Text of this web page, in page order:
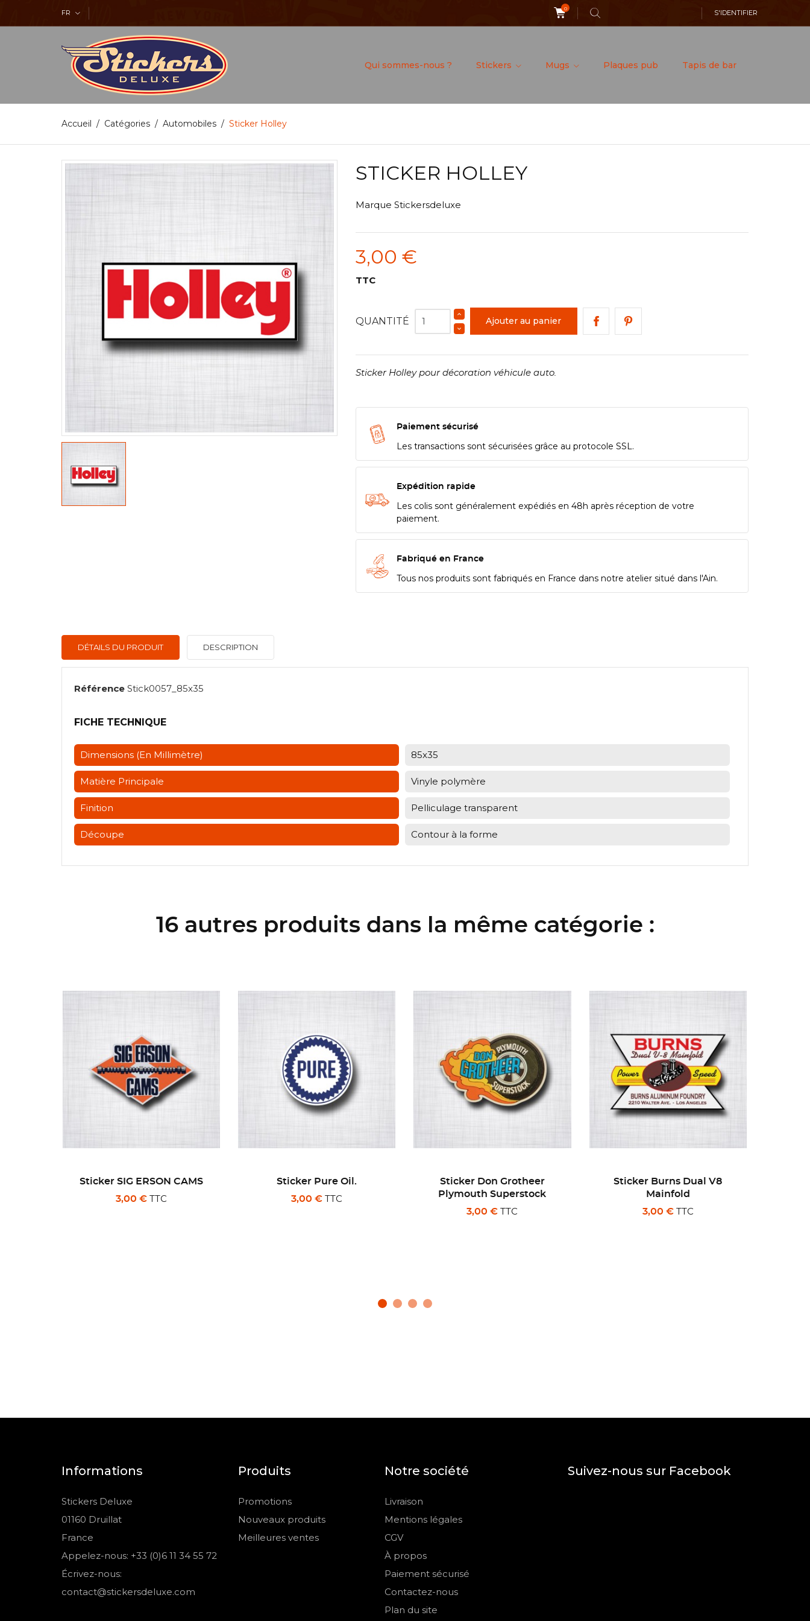
FR 0 S'IDENTIFIER
Qui sommes-nous ? Stickers Mugs Plaques pub Tapis de bar
Accueil Catégories Automobiles Sticker Holley
STICKER HOLLEY
Marque Stickersdeluxe
3,00 €
TTC
QUANTITÉ Ajouter au panier
Sticker Holley pour décoration véhicule auto.
Paiement sécurisé
Les transactions sont sécurisées grâce au protocole SSL.
Expédition rapide
Les colis sont généralement expédiés en 48h après réception de votre
paiement.
Fabriqué en France
Tous nos produits sont fabriqués en France dans notre atelier situé dans l'Ain.
DÉTAILS DU PRODUIT DESCRIPTION
Référence Stick0057_85x35
FICHE TECHNIQUE
Dimensions (en Millimètre) 85x35
Matière Principale Vinyle polymère
Finition Pelliculage transparent
Découpe Contour à la forme
16 autres produits dans la même catégorie :
Sticker Pure Oil.
3,00 €TTC
Sticker Don Grotheer
Plymouth Superstock
Sticker Burns Dual V8
Mainfold
3,00 €TTC
Sticker Tobias Speed
Equipment
3,00 €TTC
Informations
Stickers Deluxe
01160 Druillat
France
Appelez-nous: +33 (0)6 11 34 55 72
Écrivez-nous:
contact@stickersdeluxe.com
Produits
Promotions
Nouveaux produits
Meilleures ventes
Notre société
Livraison
Mentions légales
CGV
À propos
Paiement sécurisé
Contactez-nous
Plan du site
Suivez-nous sur Facebook